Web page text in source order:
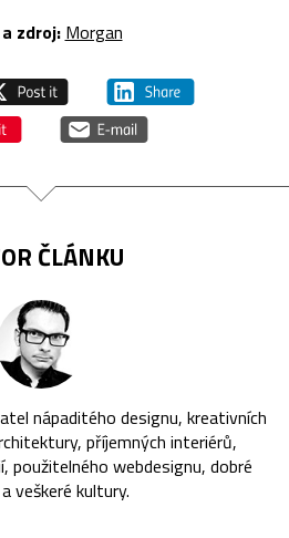
zdroj: Morgan
ČLÁNKU
nápaditého designu, kreativních
příjemných interiérů,
použitelného webdesignu, dobré
veškeré kultury.